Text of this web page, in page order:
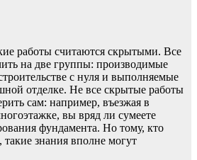
работы считаются скрытыми. Все
на две группы: производимые
с нуля и выполняемые
отделке. Не все скрытые работы
сам: например, въезжая в
вы вряд ли сумеете
фундамента. Но тому, кто
знания вполне могут